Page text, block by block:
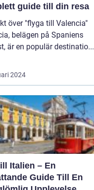
guide till din resa
över "flyga till Valencia"
belägen på Spaniens
är en populär destinatio...
2024
Italien – En
Guide Till En